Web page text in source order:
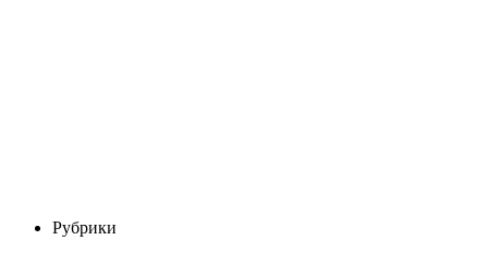
Рубрики